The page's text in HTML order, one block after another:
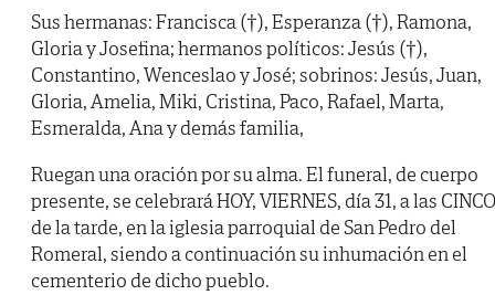
Sus hermanas: Francisca (†), Esperanza (†), Ramona,
Gloria y Josefina; hermanos políticos: Jesús (†),
Constantino, Wenceslao y José; sobrinos: Jesús, Juan,
Gloria, Amelia, Miki, Cristina, Paco, Rafael, Marta,
Esmeralda, Ana y demás familia,
Ruegan una oración por su alma. El funeral, de cuerpo
presente, se celebrará HOY, VIERNES, día 31, a las CINCO
de la tarde, en la iglesia parroquial de San Pedro del
Romeral, siendo a continuación su inhumación en el
cementerio de dicho pueblo.